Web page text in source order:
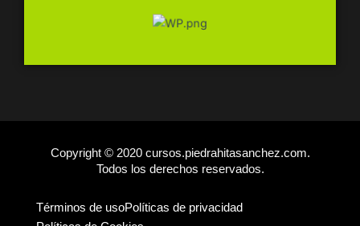
Iniciar chat
Copyright © 2020 cursos.piedrahitasanchez.com.
Todos los derechos reservados.
Términos de usoPolíticas de privacidad